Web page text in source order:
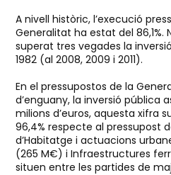
A nivell històric, l’execució
Generalitat ha estat del 86,1%.
superat tres vegades la
1982 (al 2008, 2009 i 2011).
En el pressupostos de la
d’enguany, la inversió pública
milions d’euros, aquesta xifra
96,4% respecte al pressupost
d’Habitatge i actuacions
(265 M€) i Infraestructures
situen entre les partides de